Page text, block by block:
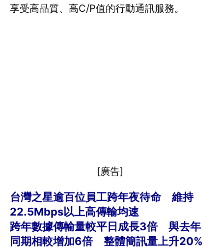
享受高品質、高C/P值的行動通訊服務。
[廣告]
台灣之星逾百位員工跨年夜待命 維持
22.5Mbps以上高傳輸均速
跨年數據傳輸量較平日成長3倍 與去年
同期相較增加6倍 整體簡訊量上升20%